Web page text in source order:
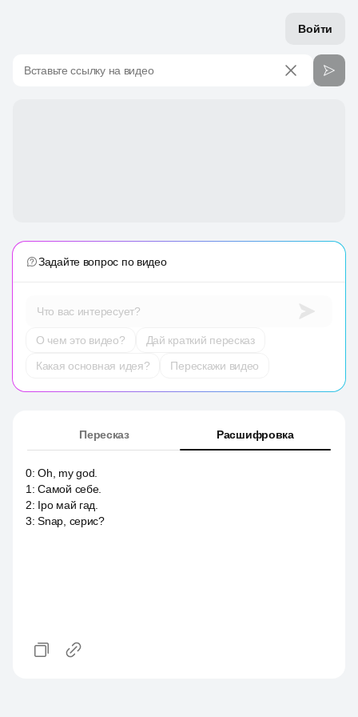
Войти
Вставьте ссылку на видео
Задайте вопрос по видео
Что вас интересует?
О чем это видео?
Дай краткий пересказ
Какая основная идея?
Перескажи видео
Пересказ Расшифровка
0:Oh, my god.
1 :Самой себе.
2: Ipo май гад.
3:Snap, серис?